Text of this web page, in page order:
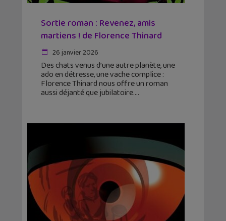
Sortie roman : Revenez, amis
martiens ! de Florence Thinard
26 janvier 2026
Des chats venus d’une autre planète, une
ado en détresse, une vache complice :
Florence Thinard nous offre un roman
aussi déjanté que jubilatoire.